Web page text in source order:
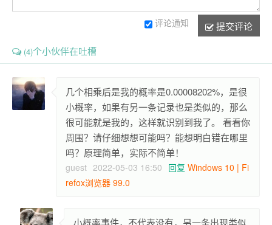
提交评论
评论通知
(4)个小伙伴在吐槽
几个相乘后是我的概率是0.00008202%，是很
小概率，如果有另一条记录也是类似的，那么
很可能就是我的，这样就识别到我了。 看看你
周围？请仔细想想可能吗？能想明白错在哪里
吗？原理简单，实际不简单！
guest 2022-05-03 16:50 回复 Windows 10 | Fi
refox浏览器 99.0
小概率事件，不代表没有，另一条出现类似